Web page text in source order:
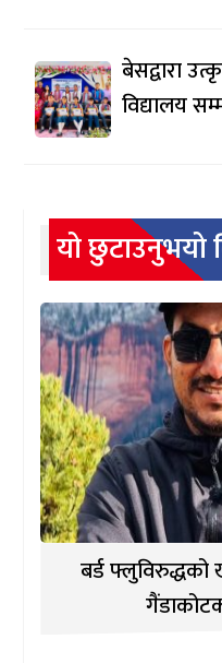
बेसद्वारा
विद्यालय
यो छुटाउनुभयो
बर्ड